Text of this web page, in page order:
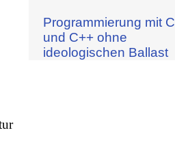
Programmierung mit C
und C++ ohne
ideologischen Ballast